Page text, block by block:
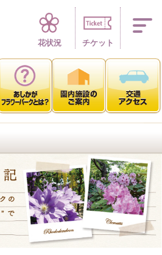
四季折々 花の
花状況 チケット